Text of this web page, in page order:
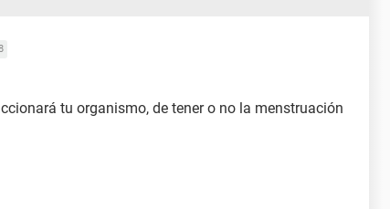
tu organismo, de tener o no la menstruación